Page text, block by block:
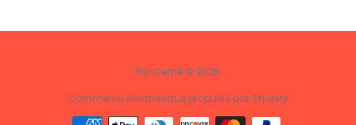
Par Cemé © 2026
Commerce électronique propulsé par Shopify